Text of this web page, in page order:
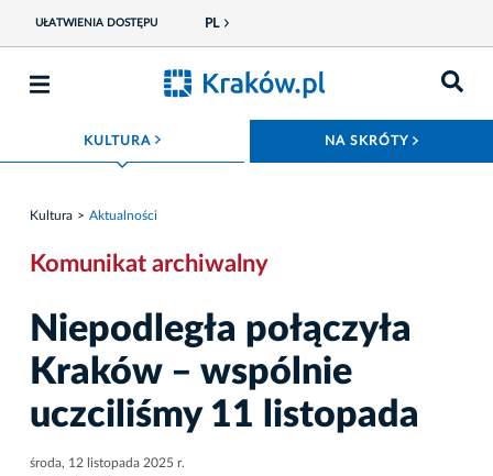
UŁATWIENIA DOSTĘPU PL
KULTURA ROZWIŃ MENU NA SKRÓTY
Kultura Aktualności
Komunikat archiwalny
Niepodległa połączyła
Kraków – wspólnie
uczciliśmy 11 listopada
środa, 12 listopada 2025 r.